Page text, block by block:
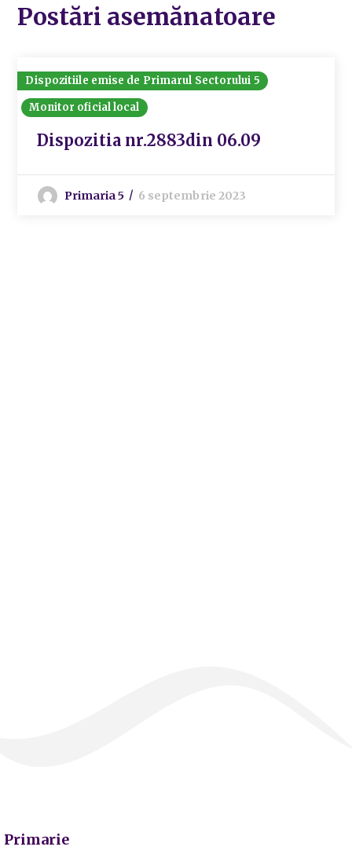
Postări asemănatoare
Dispozitiile emise de Primarul Sectorului 5
Monitor oficial local
Dispozitia nr.2883din 06.09
Primaria 5 6 septembrie 2023
Primarie